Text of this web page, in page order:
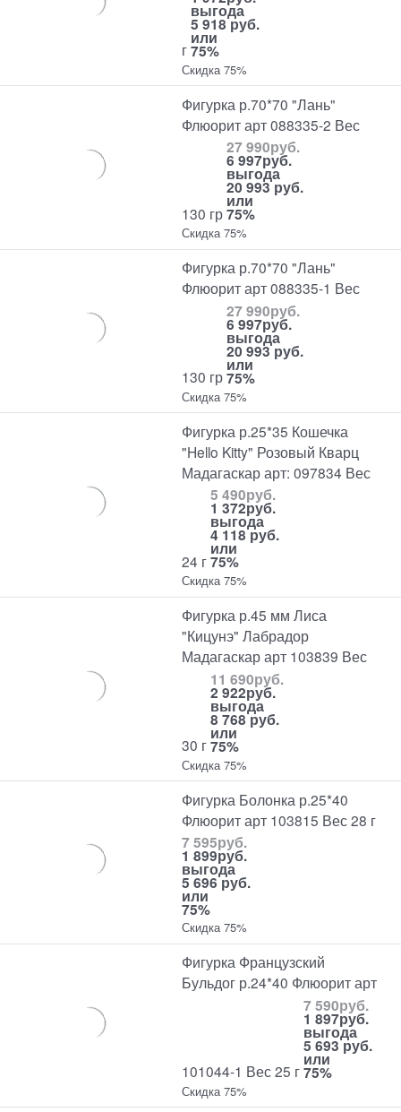
г
выгода
5 918 руб.
или
75%
Скидка 75%
Фигурка р.70*70 "Лань"
Флюорит арт 088335-2 Вес
130 гр
27 990руб.
6 997руб.
выгода
20 993 руб.
или
75%
Скидка 75%
Фигурка р.70*70 "Лань"
Флюорит арт 088335-1 Вес
130 гр
27 990руб.
6 997руб.
выгода
20 993 руб.
или
75%
Скидка 75%
Фигурка р.25*35 Кошечка
"Hello Kitty" Розовый Кварц
Мадагаскар арт: 097834 Вес
24 г
5 490руб.
1 372руб.
выгода
4 118 руб.
или
75%
Скидка 75%
Фигурка р.45 мм Лиса
"Кицунэ" Лабрадор
Мадагаскар арт 103839 Вес
30 г
11 690руб.
2 922руб.
выгода
8 768 руб.
или
75%
Скидка 75%
Фигурка Болонка р.25*40
Флюорит арт 103815 Вес 28 г
7 595руб.
1 899руб.
выгода
5 696 руб.
или
75%
Скидка 75%
Фигурка Французский
Бульдог р.24*40 Флюорит арт
101044-1 Вес 25 г
7 590руб.
1 897руб.
выгода
5 693 руб.
или
75%
Скидка 75%